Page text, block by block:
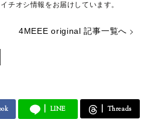
チオシ情報をお届けしています。
4MEEE original 記事一覧へ
LINE Threads